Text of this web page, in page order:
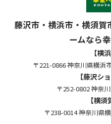
藤沢市・横浜市・横須賀
ームなら
【横
〒221-0866 神奈川県横浜
【藤沢シ
〒252-0802 神奈
【横須
〒238-0014 神奈川県